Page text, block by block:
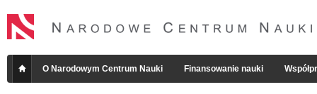
O Narodowym Centrum Nauki Finansowanie nauki